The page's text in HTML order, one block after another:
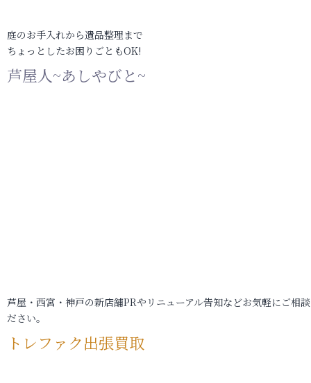
庭のお手入れから遺品整理まで
ちょっとしたお困りごともOK!
芦屋人~あしやびと~
芦屋・西宮・神戸の新店舗PRやリニューアル告知などお気軽にご相
ださい。
トレファク出張買取